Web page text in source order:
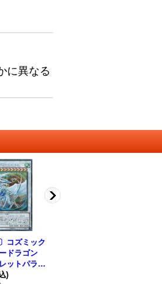
に異なる
コズミック
ドラゴン
ットパラレ
JP051}
)